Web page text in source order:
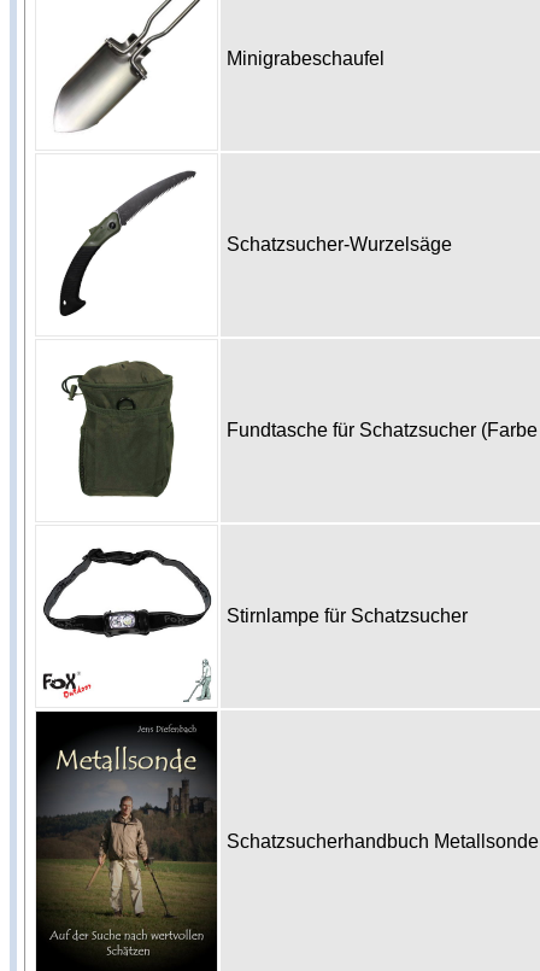
Minigrabeschaufel
Schatzsucher-Wurzelsäge
Fundtasche für Schatzsucher
Stirnlampe für Schatzsucher
Schatzsucherhandbuch